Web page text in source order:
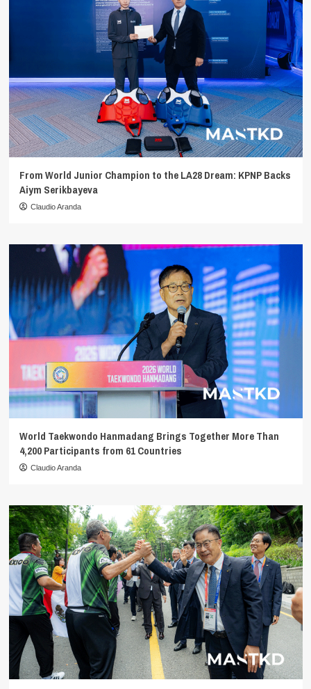
From World Junior Champion to the LA28 Dream: KPNP Backs
Aiym Serikbayeva
Claudio Aranda
World Taekwondo Hanmadang Brings Together More Than
4,200 Participants from 61 Countries
Claudio Aranda